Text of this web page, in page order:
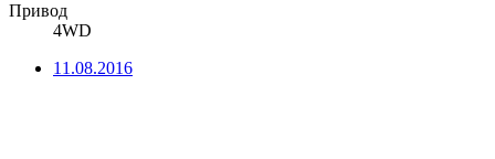
Привод
4WD
11.08.2016